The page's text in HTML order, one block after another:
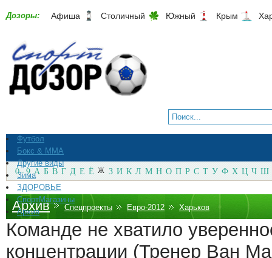
Дозоры: Афиша Столичный Южный Крым
Футбол
Бокс & ММА
Другие виды
Зима
ЗДОРОВЬЕ
СпортМагазины
Архив
0 - 9 А Б В Г Д Е Ё Ж З И К Л М Н О П Р С Т У Ф Х Ц Ч Ш
Архив Спецпроекты Евро-2012 Харьков
Команде не хватило
концентрации (Тренер Ван